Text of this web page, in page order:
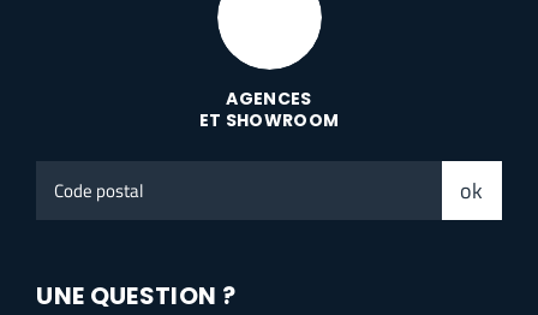
AGENCES
ET SHOWROOM
postal
ok
UNE QUESTION ?